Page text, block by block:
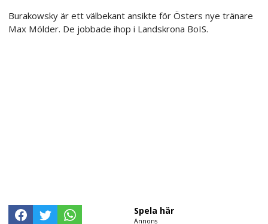
Burakowsky är ett välbekant ansikte för Östers nye tränare
Max Mölder. De jobbade ihop i Landskrona BoIS.
Spela här
Annons